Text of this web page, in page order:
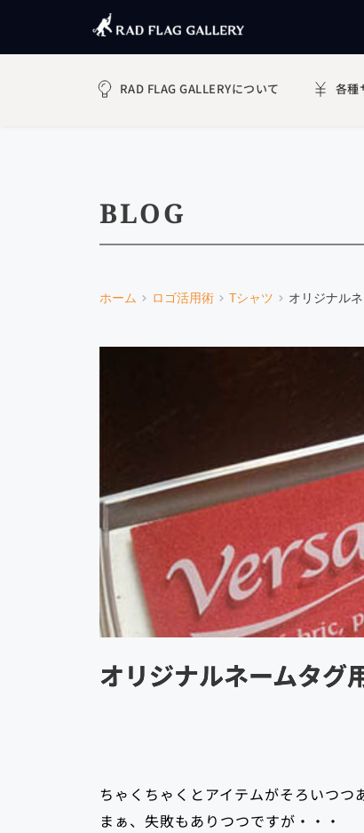
RAD FLAG GALLERYについて 各種
BLOG
ホーム ロゴ活用術 Tシャツ オリジナル
オリジナルネームタグ
ちゃくちゃくとアイテムがそろいつつ
まぁ、失敗もありつつですが・・・